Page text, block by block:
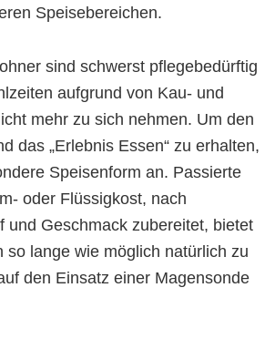
Speisebereichen.
sind schwerst pflegebedürftig
aufgrund von Kau- und
mehr zu sich nehmen. Um den
das „Erlebnis Essen“ zu erhalten,
Speisenform an. Passierte
oder Flüssigkost, nach
und Geschmack zubereitet, bietet
so lange wie möglich natürlich zu
den Einsatz einer Magensonde